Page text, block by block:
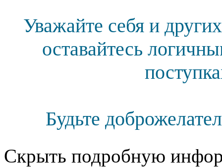
Уважайте себя и
оставайтесь
Будьте
Скрыть подробную